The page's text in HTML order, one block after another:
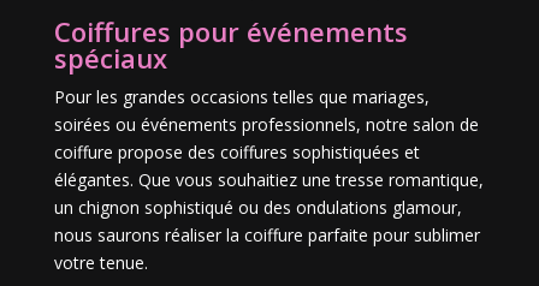
Coiffures pour événements
spéciaux
Pour les grandes occasions telles que mariages,
soirées ou événements professionnels, notre salon de
coiffure propose des coiffures sophistiquées et
élégantes. Que vous souhaitiez une tresse romantique,
un chignon sophistiqué ou des ondulations glamour,
nous saurons réaliser la coiffure parfaite pour sublimer
votre tenue.